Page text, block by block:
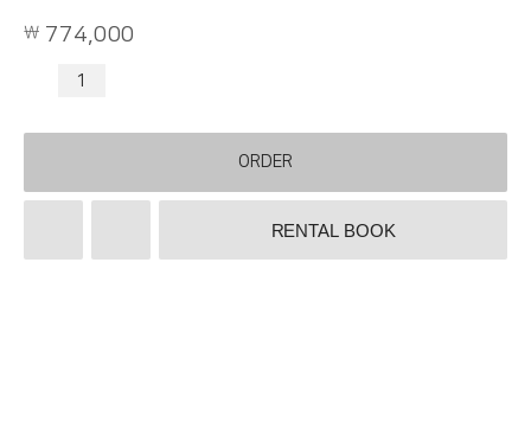
774,000
ORDER
RENTAL BOOK